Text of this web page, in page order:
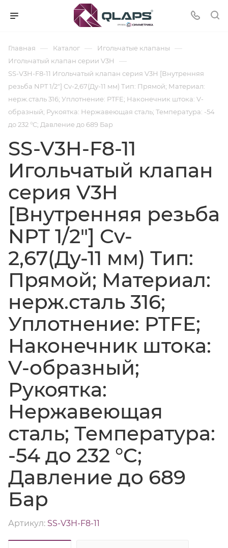
Главная — Каталог — Игольчатые клапаны —
Игольчатый клапан серии V3H —
SS-V3H-F8-11 Игольчатый клапан серия V3H [Внутренняя
резьба NPT 1/2"] Cv-2,67(Ду-11 мм) Тип: Прямой; Материал:
нерж.сталь 316; Уплотнение: PTFE; Наконечник штока: V-
образный; Рукоятка: Нержавеющая сталь; Температура: -54
до 232 °C; Давление до 689 Бар
SS-V3H-F8-11
Игольчатый клапан
серия V3H
[Внутренняя резьба
NPT 1/2"] Cv-
2,67(Ду-11 мм) Тип:
Прямой; Материал:
нерж.сталь 316;
Уплотнение: PTFE;
Наконечник штока:
V-образный;
Рукоятка:
Нержавеющая
сталь; Температура:
-54 до 232 °C;
Давление до 689
Бар
Артикул: SS-V3H-F8-11